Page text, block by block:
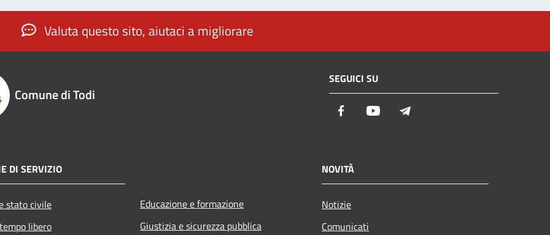
Valuta questo sito, aiutaci a migliorare
Comune di Todi
SEGUICI SU
Facebook Youtube
DI SERVIZIO
stato civile
libero
Educazione e formazione
Giustizia e sicurezza pubblica
NOVITÀ
Notizie
Comunicati